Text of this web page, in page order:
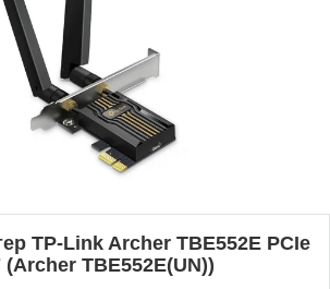
TP-Link Archer TBE552E PCIe
(Archer TBE552E(UN))